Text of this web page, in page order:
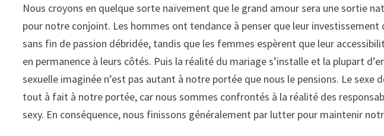
Nous croyons en quelque sorte naïvement que le grand amour sera une sortie
pour notre conjoint. Les hommes ont tendance à penser que leur
sans fin de passion débridée, tandis que les femmes espèrent que leur
en permanence à leurs côtés. Puis la réalité du mariage s’installe et la plupart
sexuelle imaginée n’est pas autant à notre portée que nous le pensions. Le sexe
tout à fait à notre portée, car nous sommes confrontés à la réalité des
sexy. En conséquence, nous finissons généralement par lutter pour maintenir